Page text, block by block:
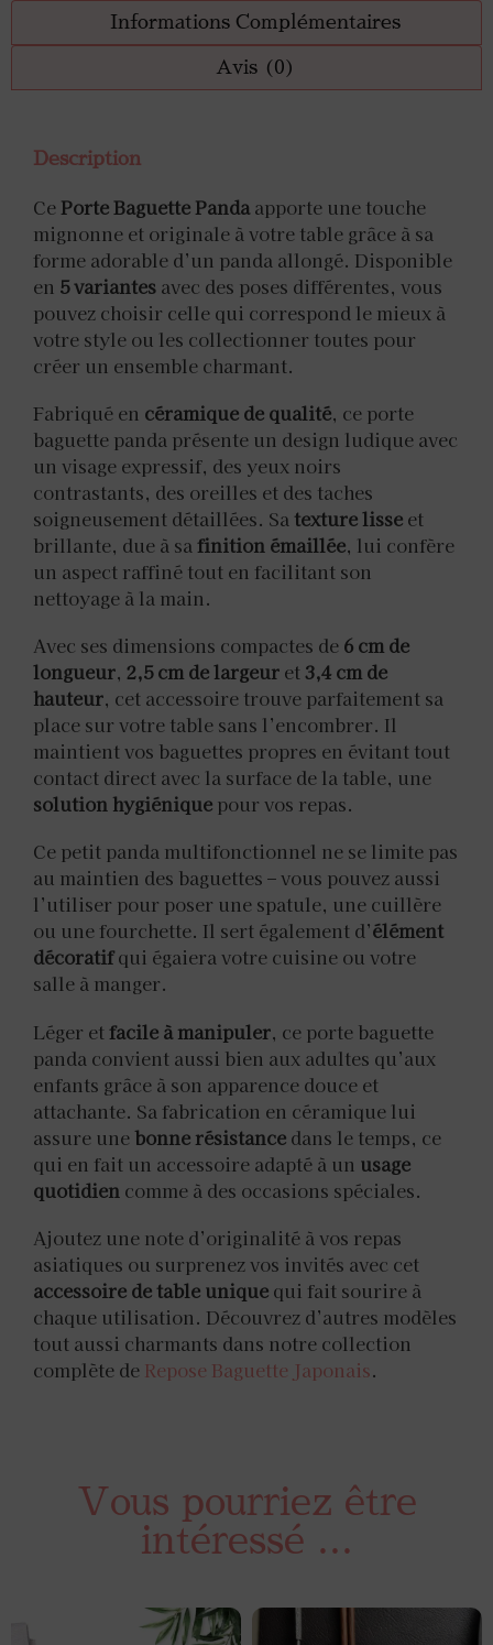
Informations Complémentaires
Avis (0)
Description
Ce Porte Baguette Panda apporte une touche
mignonne et originale à votre table grâce à sa
forme adorable d’un panda allongé. Disponible
en 5 variantes avec des poses différentes, vous
pouvez choisir celle qui correspond le mieux à
votre style ou les collectionner toutes pour
créer un ensemble charmant.
Fabriqué en céramique de qualité, ce porte
baguette panda présente un design ludique avec
un visage expressif, des yeux noirs
contrastants, des oreilles et des taches
soigneusement détaillées. Satexture lisse et
brillante, due à safinition émaillée, lui confère
un aspect raffiné tout en facilitant son
nettoyage à la main.
Avec ses dimensions compactes de 6 cm de
longueur, 2,5 cm de largeur et3,4 cm de
hauteur, cet accessoire trouve parfaitement sa
place sur votre table sans l’encombrer. Il
maintient vos baguettes propres en évitant tout
contact direct avec la surface de la table, une
solution hygiénique pour vos repas.
Ce petit panda multifonctionnel ne se limite pas
au maintien des baguettes – vous pouvez aussi
l’utiliser pour poser une spatule, une cuillère
ou une fourchette. Il sert également d’élément
décoratifqui égaiera votre cuisine ou votre
salle à manger.
Léger et facile à manipuler, ce porte baguette
panda convient aussi bien aux adultes qu’aux
enfants grâce à son apparence douce et
attachante. Sa fabrication en céramique lui
assure unebonne résistance dans le temps, ce
qui en fait un accessoire adapté à un usage
quotidien comme à des occasions spéciales.
Ajoutez une note d’originalité à vos repas
asiatiques ou surprenez vos invités avec cet
accessoire de table unique qui fait sourire à
chaque utilisation. Découvrez d’autres modèles
tout aussi charmants dans notre collection
complète de Repose Baguette Japonais.
Vous pourriez être
intéressé ...